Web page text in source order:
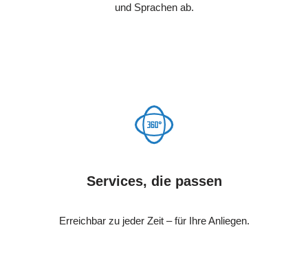
und Sprachen ab.
Services, die passen
Erreichbar zu jeder Zeit – für Ihre Anliegen.